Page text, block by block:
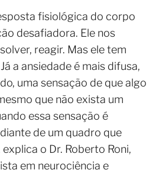
fisiológica do corpo
desafiadora. Ele nos
reagir. Mas ele tem
a ansiedade é mais difusa,
uma sensação de que algo
que não exista um
essa sensação é
de um quadro que
o Dr. Roberto Roni,
em neurociência e